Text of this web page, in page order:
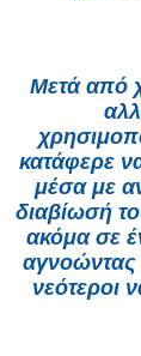
Μετά από
κατάφερε
μέσα με
διαβίωσή
ακόμα σε
αγνοώντας
νεότεροι